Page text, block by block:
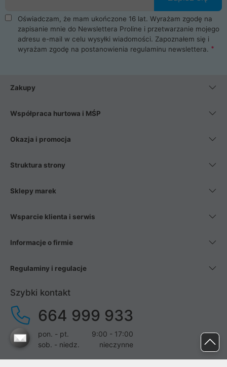
Oświadczam, że mam ukończone 16 lat. Wyrażam zgodę na
zapisanie mnie do Newslettera Proline i przetwarzanie mojego
adresu e-mail w celu wysyłki wiadomości. Zapoznałem się i
wyrażam zgodę na postanowienia regulaminu newslettera.
Zakupy
Współpraca hurtowa i MŚP
Okazja i promocja
Struktura strony
Sklepy marek
Wsparcie klienta i serwis
Informacje o firmie
Regulaminy i regulacje
Szybki kontakt
664 999 933
pon. - pt.
9:00 - 17:00
sob. - niedz.
nieczynne